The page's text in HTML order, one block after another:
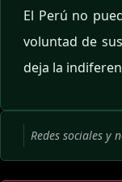
El Perú no
voluntad de
deja la
Redes sociales y